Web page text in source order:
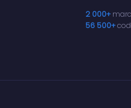
2 000+
56 500+